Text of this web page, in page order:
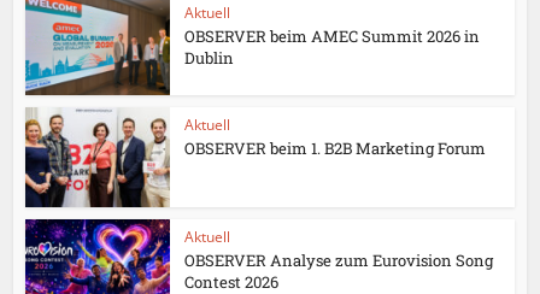
Aktuell
OBSERVER beim AMEC Summit 2026 in
Dublin
Aktuell
OBSERVER beim 1. B2B Marketing Forum
Aktuell
OBSERVER Analyse zum Eurovision Song
Contest 2026